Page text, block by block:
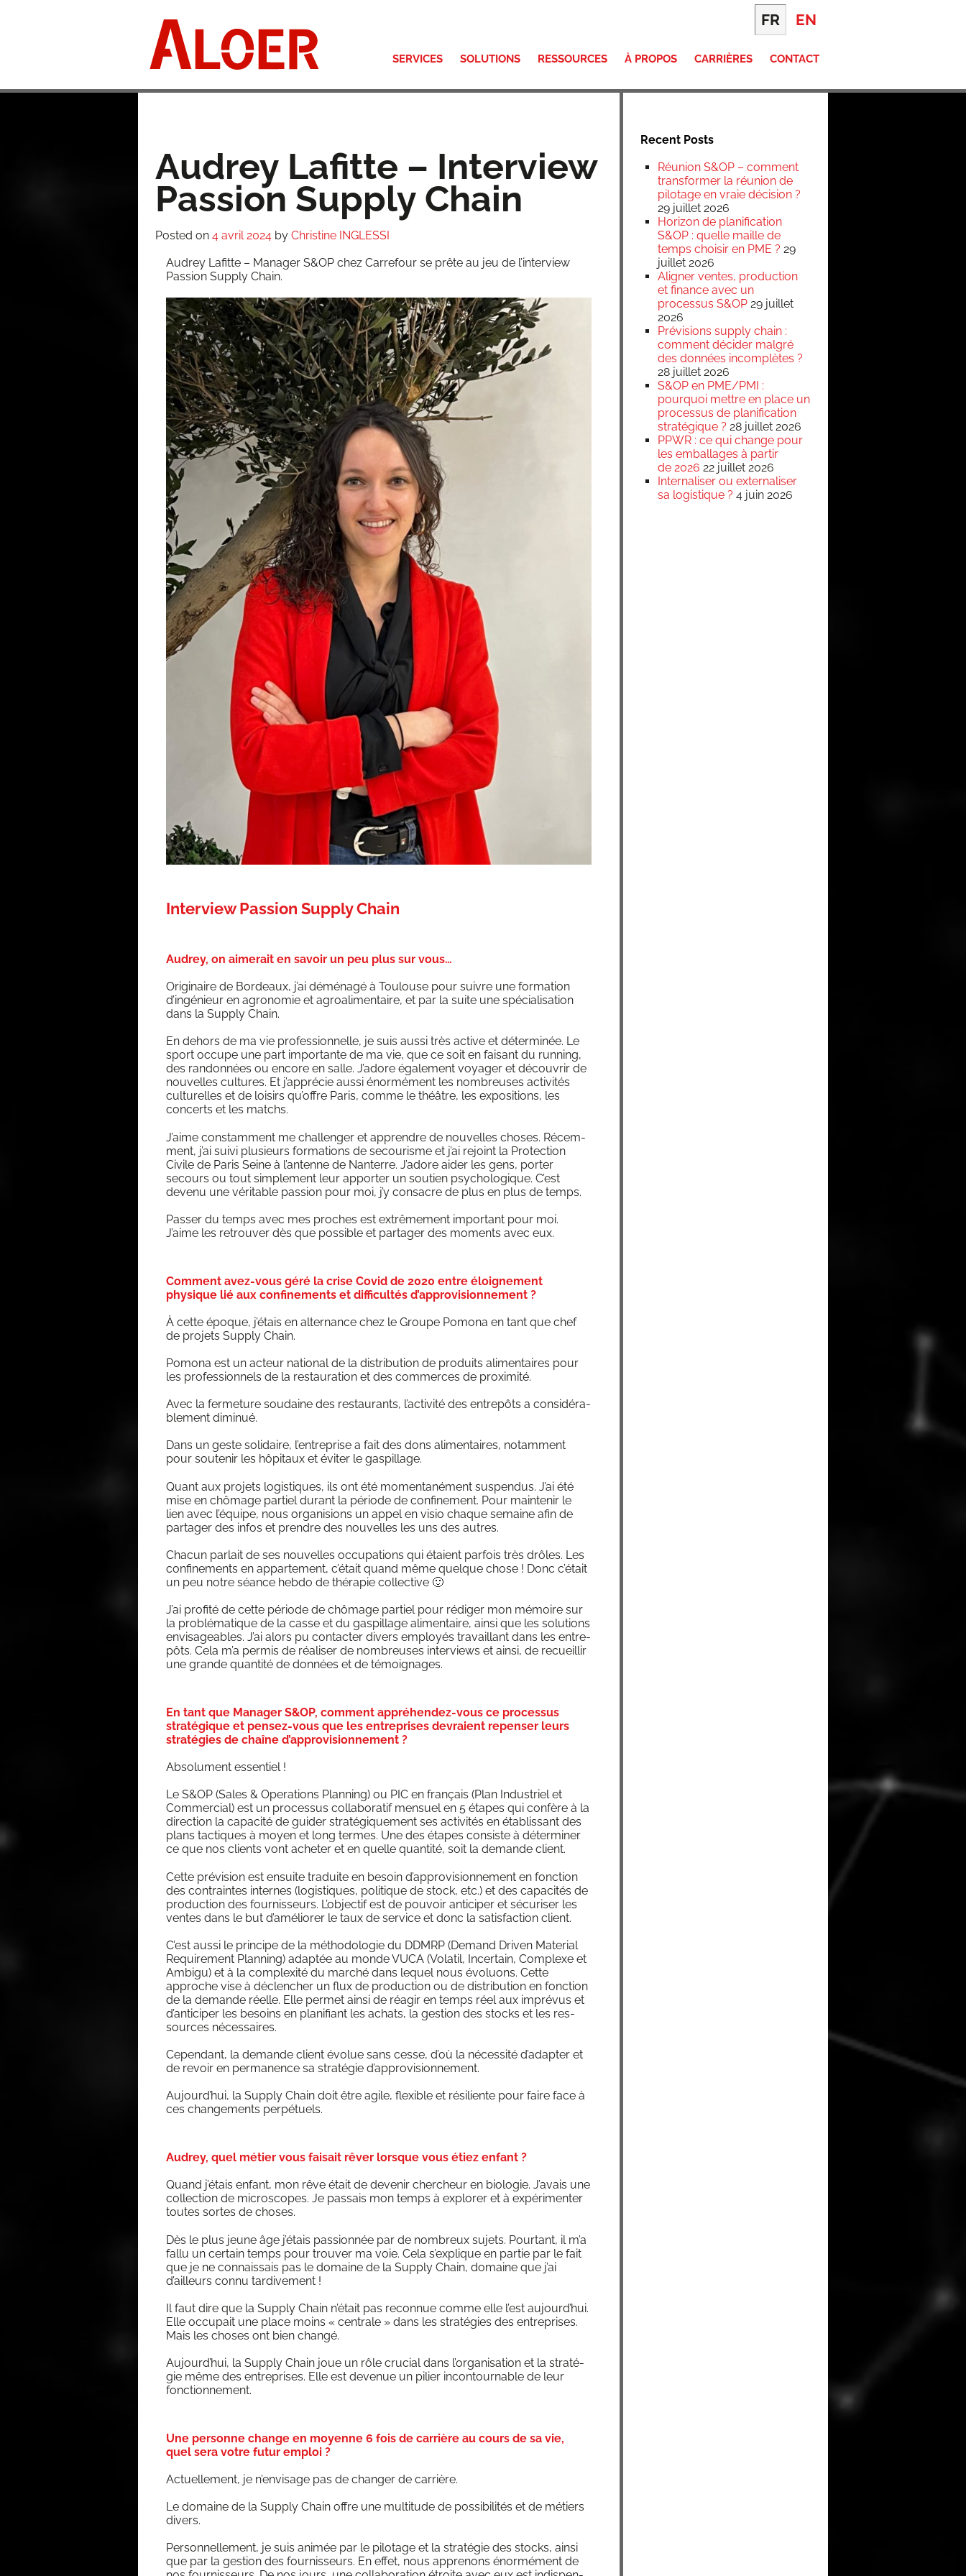
FR EN
SERVICES SOLUTIONS RESSOURCES À PROPOS CARRIÈRES CONTACT
Audrey Lafitte – Interview
Passion Supply Chain
Posted on 4 avril 2024 by Christine INGLESSI
Audrey Lafitte – Mana­ger S&OP chez Car­re­four se prête au jeu de l’interview
Pas­sion Sup­ply Chain.
Interview Passion Supply Chain
Audrey, on aimerait en savoir un peu plus sur vous…
Ori­gi­naire de Bor­deaux, j’ai démé­na­gé à Tou­louse pour suivre une for­ma­tion
d’in­gé­nieur en agro­no­mie et agroa­li­men­taire, et par la suite une spé­cia­li­sa­tion
dans la Sup­ply Chain.
En dehors de ma vie pro­fes­sion­nelle, je suis aus­si très active et déter­mi­née. Le
sport occupe une part impor­tante de ma vie, que ce soit en fai­sant du run­ning,
des ran­don­nées ou encore en salle. J’a­dore éga­le­ment voya­ger et décou­vrir de
nou­velles cultures. Et j’ap­pré­cie aus­si énor­mé­ment les nom­breuses acti­vi­tés
cultu­relles et de loi­sirs qu’offre Paris, comme le théâtre, les expo­si­tions, les
concerts et les matchs.
J’aime constam­ment me chal­len­ger et apprendre de nou­velles choses. Récem­
ment, j’ai sui­vi plu­sieurs for­ma­tions de secou­risme et j’ai rejoint la Pro­tec­tion
Civile de Paris Seine à l’an­tenne de Nan­terre. J’a­dore aider les gens, por­ter
secours ou tout sim­ple­ment leur appor­ter un sou­tien psy­cho­lo­gique. C’est
deve­nu une véri­table pas­sion pour moi, j’y consacre de plus en plus de temps.
Pas­ser du temps avec mes proches est extrê­me­ment impor­tant pour moi.
J’aime les retrou­ver dès que pos­sible et par­ta­ger des moments avec eux.
Comment avez-vous géré la crise Covid de 2020 entre éloignement
physique lié aux confinements et difficultés d’approvisionnement ?
À cette époque, j’étais en alter­nance chez le Groupe Pomo­na en tant que chef
de pro­jets Sup­ply Chain.
Pomo­na est un acteur natio­nal de la dis­tri­bu­tion de pro­duits ali­men­taires pour
les pro­fes­sion­nels de la res­tau­ra­tion et des com­merces de proximité.
Avec la fer­me­ture sou­daine des res­tau­rants, l’activité des entre­pôts a consi­dé­ra­
ble­ment diminué.
Dans un geste soli­daire, l’en­tre­prise a fait des dons ali­men­taires, notam­ment
pour sou­te­nir les hôpi­taux et évi­ter le gaspillage.
Quant aux pro­jets logis­tiques, ils ont été momen­ta­né­ment sus­pen­dus. J’ai été
mise en chô­mage par­tiel durant la période de confi­ne­ment. Pour main­te­nir le
lien avec l’équipe, nous orga­ni­sions un appel en visio chaque semaine afin de
par­ta­ger des infos et prendre des nou­velles les uns des autres.
Cha­cun par­lait de ses nou­velles occu­pa­tions qui étaient par­fois très drôles. Les
confi­ne­ments en appar­te­ment, c’était quand même quelque chose ! Donc c’était
un peu notre séance heb­do de thé­ra­pie collective 🙂
J’ai pro­fi­té de cette période de chô­mage par­tiel pour rédi­ger mon mémoire sur
la pro­blé­ma­tique de la casse et du gas­pillage ali­men­taire, ain­si que les solu­tions
envi­sa­geables. J’ai alors pu contac­ter divers employés tra­vaillant dans les entre­
pôts. Cela m’a per­mis de réa­li­ser de nom­breuses inter­views et ain­si, de recueillir
une grande quan­ti­té de don­nées et de témoignages.
En tant que Manager S&OP, comment appréhendez-vous ce processus
stratégique et pensez-vous que les entreprises devraient repenser leurs
stratégies de chaîne d’approvisionnement ?
Abso­lu­ment essentiel !
Le S&OP (Sales & Ope­ra­tions Plan­ning) ou PIC en fran­çais (Plan Indus­triel et
Com­mer­cial) est un pro­ces­sus col­la­bo­ra­tif men­suel en 5 étapes qui confère à la
direc­tion la capa­ci­té de gui­der stra­té­gi­que­ment ses acti­vi­tés en éta­blis­sant des
plans tac­tiques à moyen et long termes. Une des étapes consiste à déter­mi­ner
ce que nos clients vont ache­ter et en quelle quan­ti­té, soit la demande client.
Cette pré­vi­sion est ensuite tra­duite en besoin d’ap­pro­vi­sion­ne­ment en fonc­tion
des contraintes internes (logis­tiques, poli­tique de stock, etc.) et des capa­ci­tés de
pro­duc­tion des four­nis­seurs. L’ob­jec­tif est de pou­voir anti­ci­per et sécu­ri­ser les
ventes dans le but d’a­mé­lio­rer le taux de ser­vice et donc la satis­fac­tion client.
C’est aus­si le prin­cipe de la métho­do­lo­gie du DDMRP (Demand Dri­ven Mate­rial
Requi­re­ment Plan­ning) adap­tée au monde VUCA (Vola­til, Incer­tain, Com­plexe et
Ambi­gu) et à la com­plexi­té du mar­ché dans lequel nous évo­luons. Cette
approche vise à déclen­cher un flux de pro­duc­tion ou de dis­tri­bu­tion en fonc­tion
de la demande réelle. Elle per­met ain­si de réagir en temps réel aux impré­vus et
d’an­ti­ci­per les besoins en pla­ni­fiant les achats, la ges­tion des stocks et les res­
sources nécessaires.
Cepen­dant, la demande client évo­lue sans cesse, d’où la néces­si­té d’a­dap­ter et
de revoir en per­ma­nence sa stra­té­gie d’approvisionnement.
Aujourd’­hui, la Sup­ply Chain doit être agile, flexible et rési­liente pour faire face à
ces chan­ge­ments perpétuels.
Audrey, quel métier vous faisait rêver lorsque vous étiez enfant ?
Quand j’é­tais enfant, mon rêve était de deve­nir cher­cheur en bio­lo­gie. J’a­vais une
col­lec­tion de micro­scopes. Je pas­sais mon temps à explo­rer et à expé­ri­men­ter
toutes sortes de choses.
Dès le plus jeune âge j’é­tais pas­sion­née par de nom­breux sujets. Pour­tant, il m’a
fal­lu un cer­tain temps pour trou­ver ma voie. Cela s’ex­plique en par­tie par le fait
que je ne connais­sais pas le domaine de la Sup­ply Chain, domaine que j’ai
d’ailleurs connu tardivement !
Il faut dire que la Sup­ply Chain n’é­tait pas recon­nue comme elle l’est aujourd’­hui.
Elle occu­pait une place moins « cen­trale » dans les stra­té­gies des entre­prises.
Mais les choses ont bien changé.
Aujourd’­hui, la Sup­ply Chain joue un rôle cru­cial dans l’or­ga­ni­sa­tion et la stra­té­
gie même des entre­prises. Elle est deve­nue un pilier incon­tour­nable de leur
fonctionnement.
Une personne change en moyenne 6 fois de carrière au cours de sa vie,
quel sera votre futur emploi ?
Actuel­le­ment, je n’en­vi­sage pas de chan­ger de carrière.
Le domaine de la Sup­ply Chain offre une mul­ti­tude de pos­si­bi­li­tés et de métiers
divers.
Per­son­nel­le­ment, je suis ani­mée par le pilo­tage et la stra­té­gie des stocks, ain­si
que par la ges­tion des four­nis­seurs. En effet, nous appre­nons énor­mé­ment de
Recent Posts
Réunion S&OP – comment
transformer la réunion de
pilotage en vraie décision ?
29 juillet 2026
Horizon de planification
S&OP : quelle maille de
temps choisir en PME ? 29
juillet 2026
Aligner ventes, production
et finance avec un
processus S&OP 29 juillet
2026
Prévisions supply chain :
comment décider malgré
des données incomplètes ?
28 juillet 2026
S&OP en PME/PMI :
pourquoi mettre en place un
processus de planification
stratégique ? 28 juillet 2026
PPWR : ce qui change pour
les emballages à partir
de 2026 22 juillet 2026
Internaliser ou externaliser
sa logistique ? 4 juin 2026